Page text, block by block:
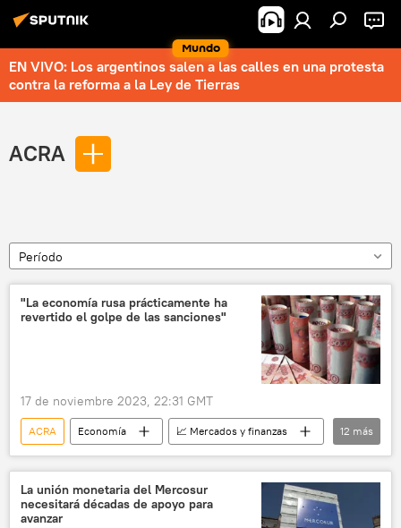
Mundo
EN VIVO: Los argentinos salen a las calles en una protesta
contra la reforma a la Ley de Tierras
ACRA
Período
"La economía rusa prácticamente ha
revertido el golpe de las sanciones"
17 de noviembre 2023, 22:31 GMT
ACRA Economía
📈 Mercados y finanzas
Rusia
📰 Consecuencias económicas de las sanciones occidentales contra Rusia
📰 Consecuencias del techo al precio del petróleo ruso
12 más
La unión monetaria del Mercosur
necesitará décadas de apoyo para
avanzar